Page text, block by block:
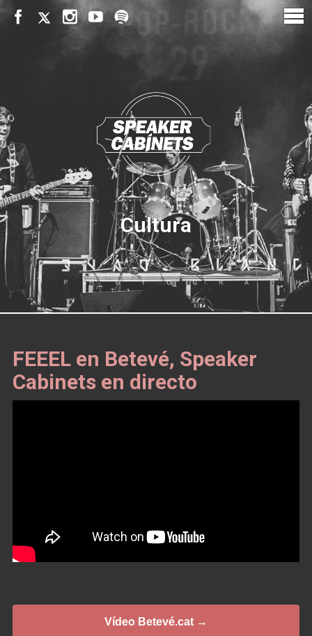
Cultura
FEEEL en Betevé, Speaker
Cabinets en directo
Vídeo Betevé.cat →